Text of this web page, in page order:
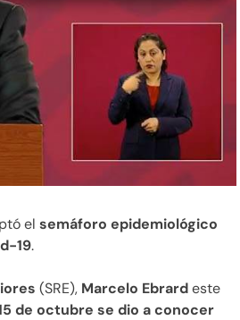
el semáforo epidemiológico
19.
(SRE), Marcelo Ebrardeste
de octubre se dio a conocer